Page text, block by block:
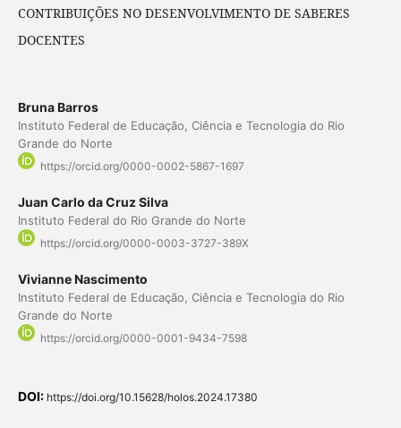
CONTRIBUIÇÕES NO DESENVOLVIMENTO DE SABERES
DOCENTES
Bruna Barros
Instituto Federal de Educação, Ciência e Tecnologia do Rio
Grande do Norte
https://orcid.org/0000-0002-5867-1697
Juan Carlo da Cruz Silva
Instituto Federal do Rio Grande do Norte
https://orcid.org/0000-0003-3727-389X
Vivianne Nascimento
Instituto Federal de Educação, Ciência e Tecnologia do Rio
Grande do Norte
https://orcid.org/0000-0001-9434-7598
DOI: https://doi.org/10.15628/holos.2024.17380